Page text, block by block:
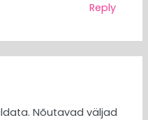
Reply
Nõutavad väljad